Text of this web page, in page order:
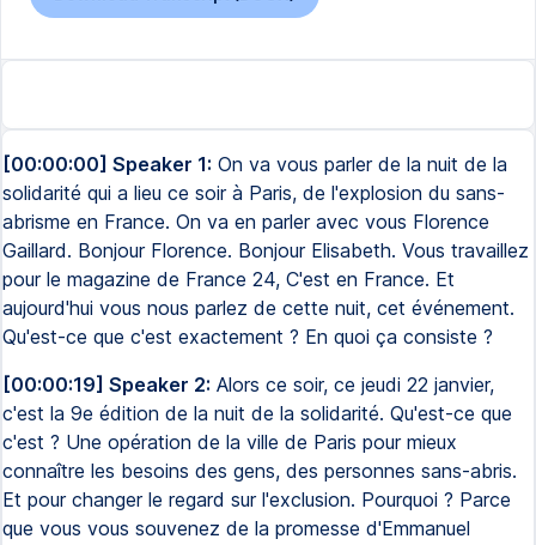
[00:00:00] Speaker 1: On va vous parler de la nuit de la
solidarité qui a lieu ce soir à Paris, de l'explosion du sans-
abrisme en France. On va en parler avec vous Florence
Gaillard. Bonjour Florence. Bonjour Elisabeth. Vous travaillez
pour le magazine de France 24, C'est en France. Et
aujourd'hui vous nous parlez de cette nuit, cet événement.
Qu'est-ce que c'est exactement ? En quoi ça consiste ?
[00:00:19] Speaker 2: Alors ce soir, ce jeudi 22 janvier,
c'est la 9e édition de la nuit de la solidarité. Qu'est-ce que
c'est ? Une opération de la ville de Paris pour mieux
connaître les besoins des gens, des personnes sans-abris.
Et pour changer le regard sur l'exclusion. Pourquoi ? Parce
que vous vous souvenez de la promesse d'Emmanuel